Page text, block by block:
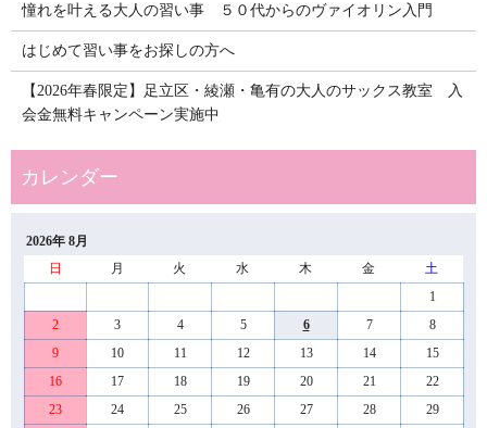
憧れを叶える大人の習い事 ５０代からのヴァイオリン入門
はじめて習い事をお探しの方へ
【2026年春限定】足立区・綾瀬・亀有の大人のサックス教室 入
会金無料キャンペーン実施中
2026年 8月
日
月 火 水 木 金
土
1
2
3 4 5 6 7
8
9
10 11 12 13 14
15
16
17 18 19 20 21
22
23
24 25 26 27 28
29